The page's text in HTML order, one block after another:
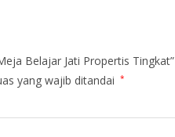
Belajar Jati Propertis Tingkat”
yang wajib ditandai *